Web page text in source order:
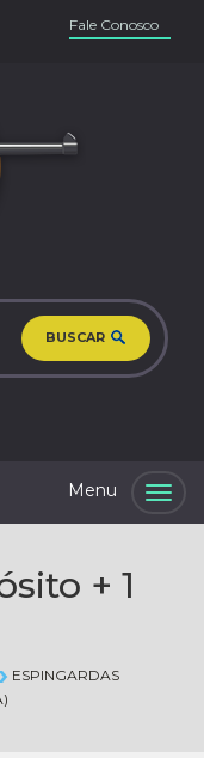
Fale Conosco
BUSCAR
+ 1
ESPINGARDAS